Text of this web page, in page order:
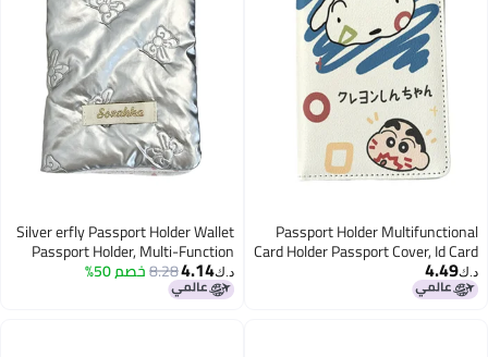
Passport Holder Multifunctional
Card Holder Passport Cover, Id Card
Storage Case Boy And Girl Card
Holder Pu Leather Travel Id Card
د.ك‏4.49
Silver erfly Passport Holder Wallet
Passport Holder, Multi-Function
Girls And Boys Card Holder Pu
Leather Travel Document Holder,
د.ك‏4.14
8.28خصم 50%